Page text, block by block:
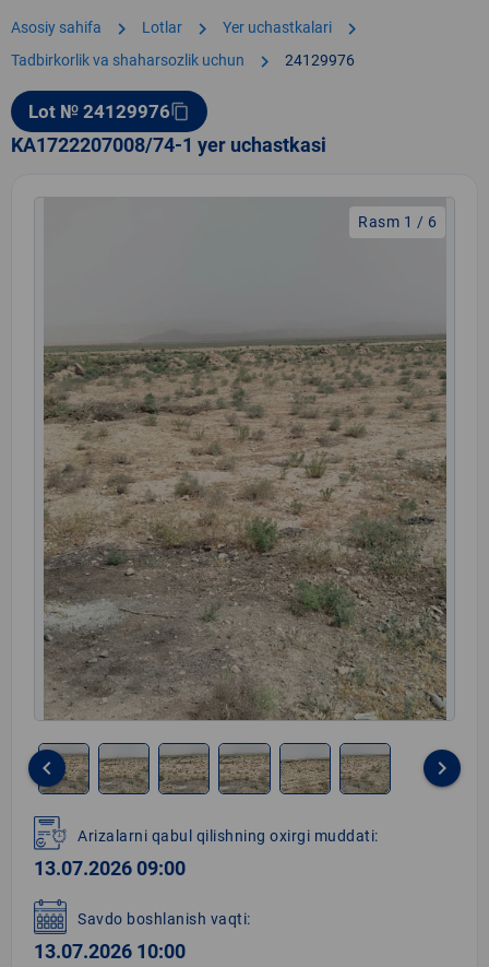
Asosiy sahifa chevron_right Lotlar chevron_right Yer uchastkalari chevron_right
Tadbirkorlik va shaharsozlik uchun chevron_right 24129976
Lot № 24129976content_copy
KA1722207008/74-1 yer uchastkasi
Rasm 1 / 6
1
of
6
keyboard_arrow_left keyboard_arrow_right
Arizalarni qabul qilishning oxirgi muddati:
13.07.2026 09:00
Savdo boshlanish vaqti:
13.07.2026 10:00